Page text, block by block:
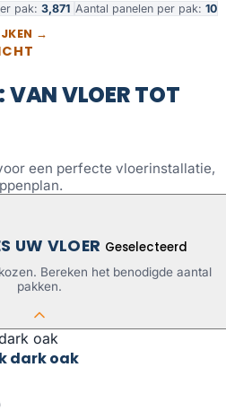
pak: 3,871 Aantal panelen per pak: 10
→
VAN VLOER TOT
een perfecte vloerinstallatie,
UW VLOER Geselecteerd
Bereken het benodigde aantal
pakken.
dark oak